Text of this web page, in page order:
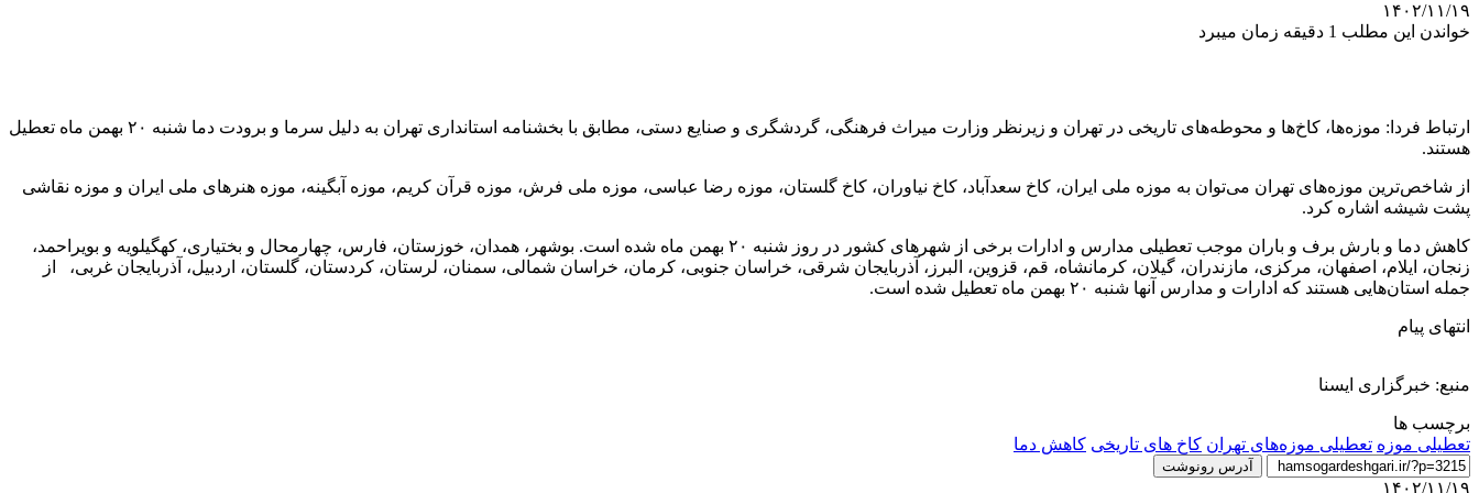
۱۴۰۲/۱۱/۱۹
خواندن این مطلب 1 دقیقه زمان میبرد
ارتباط فردا: موزه‌ها، کاخ‌ها و محوطه‌های تاریخی در تهران و زیرنظر وزارت میراث فرهنگی، گردشگری و صنایع دستی، مطابق با بخشنامه استانداری تهران به دلیل سرما و برودت دما شنبه ۲۰ بهمن ماه تعطیل
هستند.
از شاخص‌ترین موزه‌های تهران می‌توان به موزه ملی ایران، کاخ سعدآباد، کاخ نیاوران، کاخ گلستان، موزه رضا عباسی، موزه ملی فرش، موزه قرآن کریم، موزه آبگینه، موزه هنرهای ملی ایران و موزه نقاشی
پشت شیشه اشاره کرد.
کاهش دما و بارش برف و باران موجب تعطیلی مدارس و ادارات برخی از شهرهای کشور در روز شنبه ۲۰ بهمن ماه شده است. بوشهر، همدان، خوزستان، فارس، چهارمحال و بختیاری، کهگیلویه و بویراحمد،
زنجان، ایلام، اصفهان، مرکزی، مازندران، گیلان، کرمانشاه، قم، قزوین، البرز، آذربایجان شرقی، خراسان جنوبی، کرمان، خراسان شمالی، سمنان، لرستان، کردستان، گلستان، اردبیل، آذربایجان غربی، از
جمله استان‌هایی هستند که ادارات و مدارس آنها شنبه ۲۰ بهمن ماه تعطیل شده است.
انتهای پیام
منبع: خبرگزاری ایسنا
برچسب ها
تعطیلی موزه تعطیلی موزه‌های تهران کاخ های تاریخی کاهش دما
آدرس رونوشت
۱۴۰۲/۱۱/۱۹